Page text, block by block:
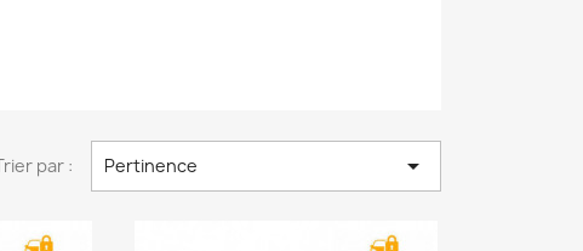
par : Pertinence 